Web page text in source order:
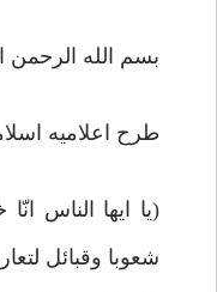
بسم الله الرحمن
طرح اعلامیه
(یا ایها الناس
شعوبا وقبائل